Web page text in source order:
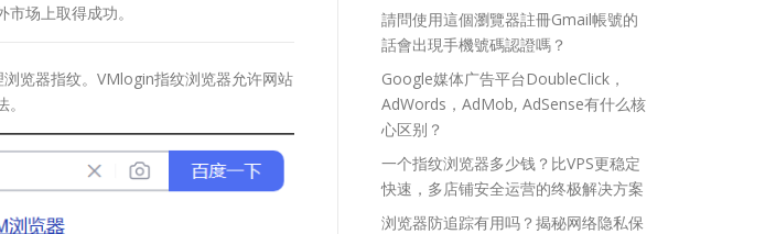
场上取得成功。
览器指纹。VMlogin指纹浏览器允许网站
請問使用這個瀏覽器註冊Gmail帳號的
話會出現手機號碼認證嗎？
Google媒体广告平台DoubleClick，
AdWords，AdMob, AdSense有什么核
心区别？
一个指纹浏览器多少钱？比VPS更稳定
快速，多店铺安全运营的终极解决方案
浏览器防追踪有用吗？揭秘网络隐私保